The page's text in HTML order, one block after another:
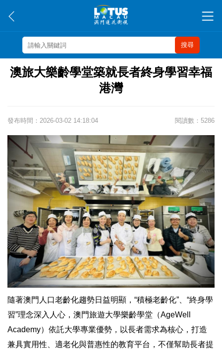
搜尋
澳旅大樂齡學堂築就長者終身學習幸福
港灣
發布時間：2026-03-02 14:18:04 閱讀數：5286
隨著澳門人口老齡化趨勢日益明顯，“積極老齡化”、“終身學
習”理念深入人心，澳門旅遊大學樂齡學堂（AgeWell
Academy）依託大學專業優勢，以長者需求為核心，打造
兼具實用性、適老化與普惠性的教育平台，不僅幫助長者提